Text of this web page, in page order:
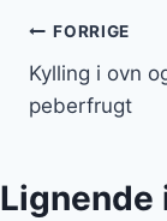
FORRIGE
Kylling i ovn
peberfrugt